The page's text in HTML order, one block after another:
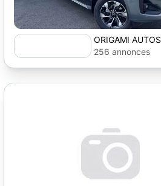
ORIGAMI AUTOS
256 annonces